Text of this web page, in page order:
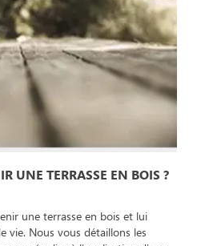
UNE TERRASSE EN BOIS ?
une terrasse en bois et lui
vie. Nous vous détaillons les